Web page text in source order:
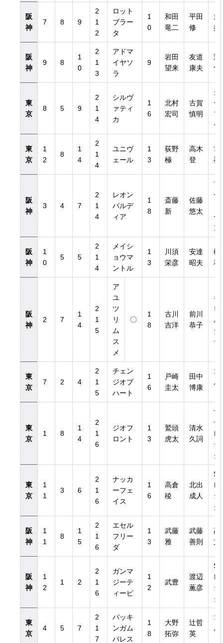
阪
神
7 8 9
2
1
2
ロット
ブラー
タ
1
0
和田
竜二
平田
修
丸
担
阪
神
9 8
1
0
2
1
3
アドマ
イヤソ
ラ
9
岩田
望来
友道
康夫
近
旬
東
京
8 5 9
2
1
4
シルヴ
ァティ
カ
1
6
北村
宏司
古賀
慎明
グ
ー
フ
ー
東
京
1
2
8
1
4
2
1
4
ユニヴ
ェール
1
3
荻野
極
高木
登
古
禎
阪
神
3 4 7
2
1
4
レオン
バルデ
ィア
1
8
斎藤
新
佐藤
悠太
フ
ー
ー
ン
阪
神
1
0
5 5
2
1
4
メイシ
ョウマ
ントル
1
3
川須
栄彦
安達
昭夫
松
和
阪
神
2 7
1
4
2
1
5
ア
ユ
ツ
リ
ム
ス
メ
〇
1
8
古川
吉洋
前川
恭子
キ
ピ
ル
シ
テ
東
京
7 2 4
2
1
5
チェン
ジオブ
ハート
1
6
戸崎
圭太
田中
博康
ゴ
ル
東
京
1 8
1
4
2
1
6
ジオフ
ロント
1
3
鷲頭
虎太
清水
久詞
サ
デ
レ
シ
グ
東
京
1
1
3 6
2
1
6
ナッカ
ーフェ
イス
1
6
高倉
稜
北出
成人
ST
レ
シ
グ
阪
神
1
1
8
1
5
2
1
6
エセル
フリー
ダ
1
3
武藤
雅
武藤
善則
高
文
阪
神
1
2
1 2
2
1
6
ガンマ
ジーテ
ィーピ
1
2
武豊
渡辺
薫彦
SS
レ
シ
グ
東
京
4 5 7
2
1
7
バッキ
ンガム
パレス
1
8
大野
拓弥
辻哲
英
ゴ
ル